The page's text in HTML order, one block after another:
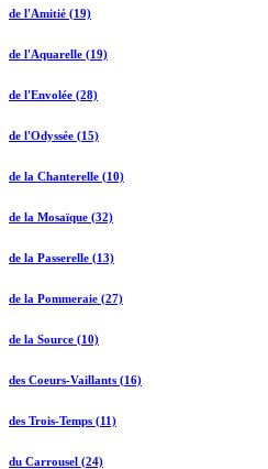
de l'Amitié (19)
de l'Aquarelle (19)
de l'Envolée (28)
de l'Odyssée (15)
de la Chanterelle (10)
de la Mosaïque (32)
de la Passerelle (13)
de la Pommeraie (27)
de la Source (10)
des Coeurs-Vaillants (16)
des Trois-Temps (11)
du Carrousel (24)